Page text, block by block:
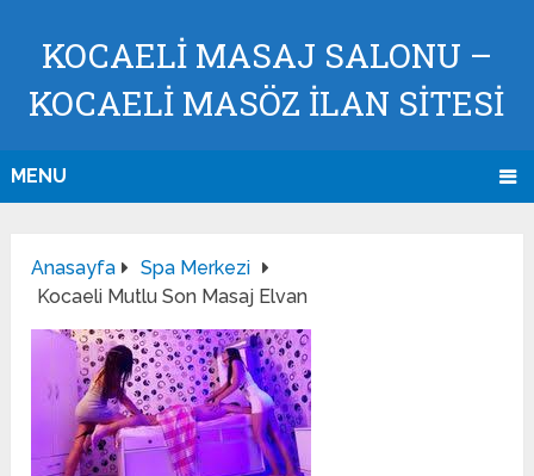
KOCAELI MASAJ SALONU –
KOCAELI MASÖZ İLAN SİTESİ
MENU
Anasayfa
Spa Merkezi
Kocaeli Mutlu Son Masaj Elvan